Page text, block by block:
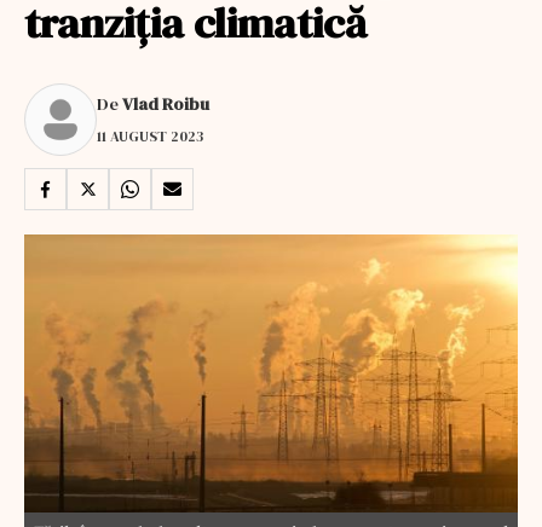
tranziția climatică
DeVlad Roibu
11 AUGUST 2023